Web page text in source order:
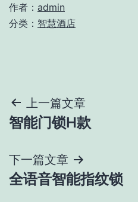
作者： admin
分类： 智慧酒店
文
章
导
航
上一篇文章
智能门锁H款
下一篇文章
全语音智能指纹锁